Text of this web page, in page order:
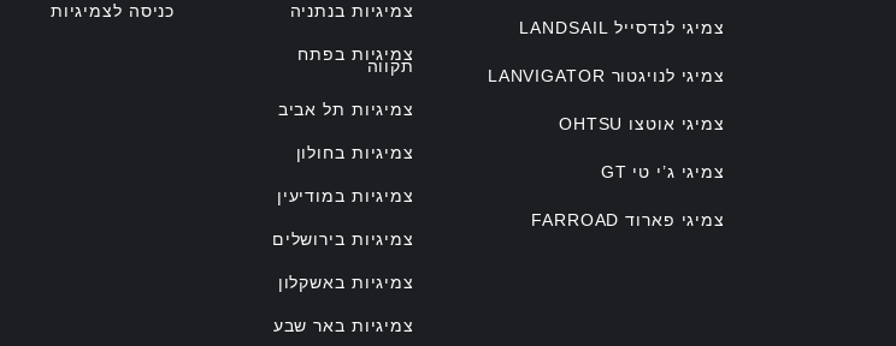
צמיגי לנדסייל LANDSAIL
צמיגי לנויגטור LANVIGATOR
צמיגי אוטצו OHTSU
צמיגי ג’י טי GT
צמיגי פארוד FARROAD
צמיגיות בנתניה
צמיגיות בפתח
תקווה
צמיגיות תל אביב
צמיגיות בחולון
צמיגיות במודיעין
צמיגיות בירושלים
צמיגיות באשקלון
צמיגיות באר שבע
כניסה לצמיגיות